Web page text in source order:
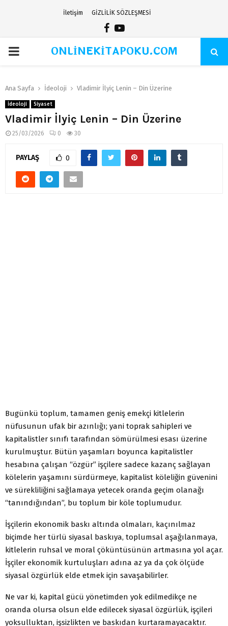
İletişim GİZLİLİK SÖZLEŞMESİ
Facebook
Youtube
PRIMARYONLİNEKİTAPOKU.COM
Ana Sayfa İdeoloji Vladimir İlyiç Lenin – Din Üzerine
İdeoloji Siyaset
Vladimir İlyiç Lenin – Din Üzerine
25/03/2026 0 30
PAYLAŞ 0
Bugünkü toplum, tamamen geniş emekçi kitlelerin
nüfusunun ufak bir azınlığı; yani toprak sahipleri ve
kapitalistler sınıfı tarafından sömürülmesi esası üzerine
kurulmuştur. Bütün yaşamları boyunca kapitalistler
hesabına çalışan “özgür” işçilere sadece kazanç sağlayan
kölelerin yaşamını sürdürmeye, kapitalist köleliğin güvenini
ve sürekliliğini sağlamaya yetecek oranda geçim olanağı
“tanındığından”, bu toplum bir köle toplumudur.
İşçilerin ekonomik baskı altında olmaları, kaçınılmaz
biçimde her türlü siyasal baskıya, toplumsal aşağılanmaya,
kitlelerin ruhsal ve moral çöküntüsünün artmasına yol açar.
İşçiler ekonomik kurtuluşları adına az ya da çok ölçüde
siyasal özgürlük elde etmek için savaşabilirler.
Ne var ki, kapital gücü yönetimden yok edilmedikçe ne
oranda olursa olsun elde edilecek siyasal özgürlük, işçileri
yoksulluktan, işsizlikten ve baskıdan kurtaramayacaktır.